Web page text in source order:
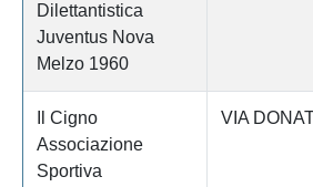
Dilettantistica
Juventus Nova
Melzo 1960
Il Cigno
Associazione
Sportiva
VIA